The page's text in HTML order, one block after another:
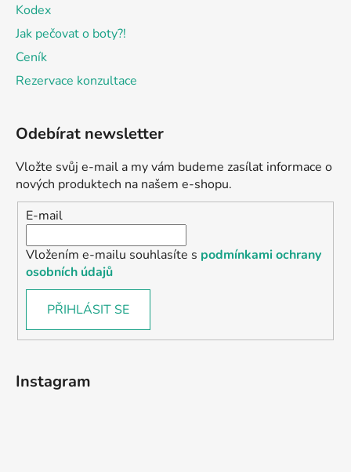
Kodex
Jak pečovat o boty?!
Ceník
Rezervace konzultace
Odebírat newsletter
Vložte svůj e-mail a my vám budeme zasílat informace o
nových produktech na našem e-shopu.
E-mail
Vložením e-mailu souhlasíte s podmínkami ochrany
osobních údajů
PŘIHLÁSIT SE
Instagram